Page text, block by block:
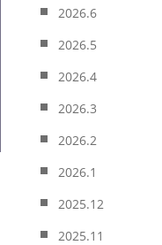
2026.6
2026.5
2026.4
2026.3
2026.2
2026.1
2025.12
2025.11